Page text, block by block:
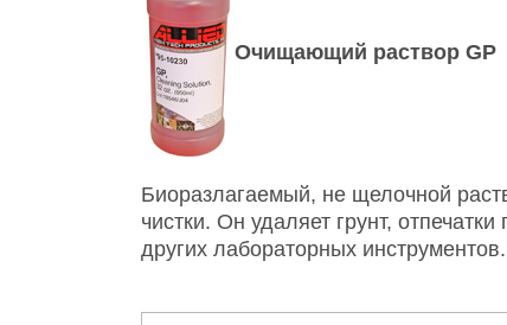
Очищающий раствор GP
Биоразлагаемый, не щелочной
чистки. Он удаляет грунт,
других лабораторных